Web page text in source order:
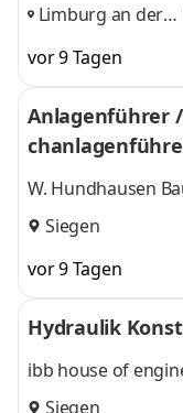
Limburg an der
Kreuztal,
vor 9 Tagen
Anlagenführer
etonmischanlage
W. Hundhausen
Siegen
vor 9 Tagen
Hydraulik
ibb house of
Siegen